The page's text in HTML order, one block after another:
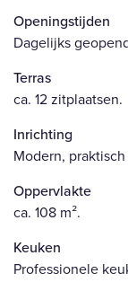
Openingstijden
Dagelijks
Terras
ca. 12 zitplaatsen.
Inrichting
Modern,
Oppervlakte
ca. 108 m².
Keuken
Professionele